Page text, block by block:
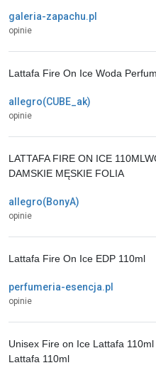
galeria-zapachu.pl
opinie
allegro(CUBE_ak)
opinie
Lattafa Fire On Ice Woda
allegro(BonyA)
opinie
LATTAFA FIRE ON ICE
DAMSKIE MĘSKIE FOLIA
perfumeria-esencja.pl
opinie
Lattafa Fire On Ice EDP 110ml
Unisex Fire on Ice Lattafa
Lattafa 110ml